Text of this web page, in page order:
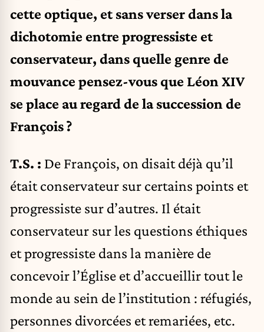
cette optique, et sans verser dans la
dichotomie entre progressiste et
conservateur, dans quelle genre de
mouvance pensez-vous que Léon XIV
se place au regard de la succession de
François ?
T.S. : De François, on disait déjà qu’il
était conservateur sur certains points et
progressiste sur d’autres. Il était
conservateur sur les questions éthiques
et progressiste dans la manière de
concevoir l’Église et d’accueillir tout le
monde au sein de l’institution : réfugiés,
personnes divorcées et remariées, etc.